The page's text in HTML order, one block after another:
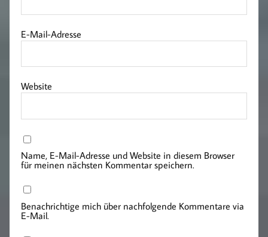
E-Mail-Adresse
Website
Name, E-Mail-Adresse und Website in diesem Browser
für meinen nächsten Kommentar speichern.
Benachrichtige mich über nachfolgende Kommentare via
E-Mail.